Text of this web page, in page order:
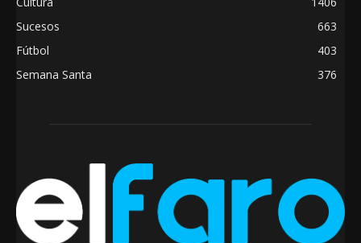
Sucesos
663
Fútbol
403
Semana Santa
376